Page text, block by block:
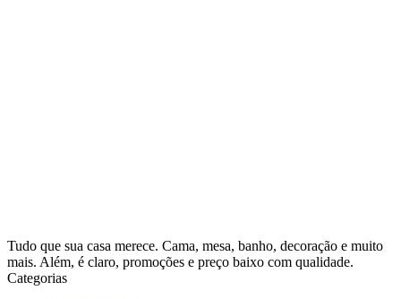
Tudo que sua casa merece. Cama, mesa, banho, decoração e muito
mais. Além, é claro, promoções e preço baixo com qualidade.
Categorias